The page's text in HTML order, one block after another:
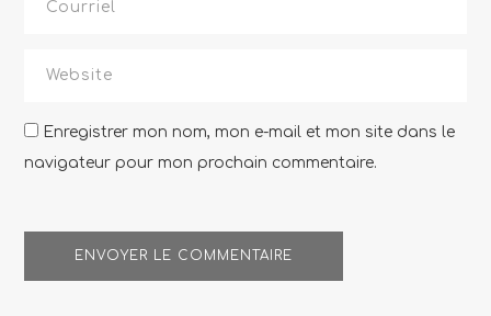
Enregistrer mon nom, mon e-mail et mon site dans le
navigateur pour mon prochain commentaire.